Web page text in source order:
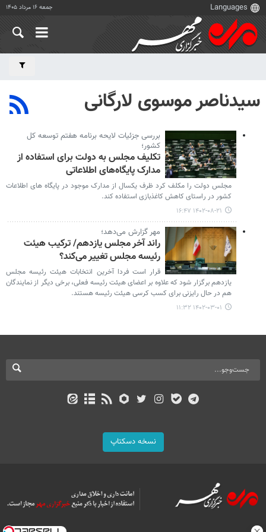
جمعه ۱۶ مرداد ۱۴۰۵
سیدناصر موسوی لارگانی
بررسی جزئیات لایحه برنامه هفتم توسعه کل
کشور؛
تکلیف مجلس به دولت برای استفاده از
مدارک پایگاه‌های اطلاعاتی
مجلس دولت را مکلف کرد ظرف یکسال از مدارک موجود در پایگاه های اطلاعات
کشور در راستای کاهش کاغذبازی استفاده کند.
۱۴۰۲-۰۸-۲۱ ۱۶:۴۷
مهر گزارش می‌دهد؛
راند آخر مجلس یازدهم/ ترکیب هیئت
رئیسه مجلس تغییر می‌کند؟
قرار است فردا آخرین انتخابات هیئت رئیسه مجلس
یازدهم برگزار شود که علاوه بر اعضای هیئت رئیسه فعلی، برخی دیگر از نمایندگان
هم در حال رایزنی برای کسب کرسی هیئت رئیسه هستند.
۱۴۰۲-۰۳-۰۱ ۱۱:۳۲
نسخه دسکتاپ